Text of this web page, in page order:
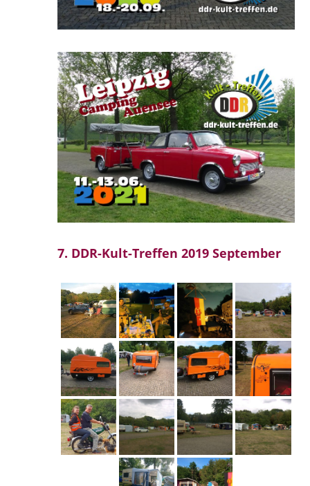
7. DDR-Kult-Treffen 2019 September